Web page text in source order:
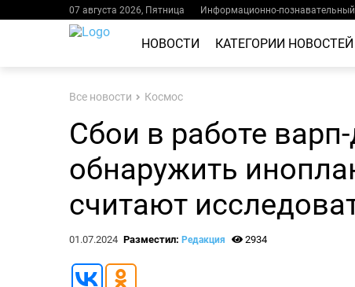
07 августа 2026, Пятница Информационно-
НОВОСТИ КАТЕГОРИИ НОВОСТЕЙ
Все новости Космос
Сбои в работе
обнаружить
считают
01.07.2024 Разместил: Редакция 2934